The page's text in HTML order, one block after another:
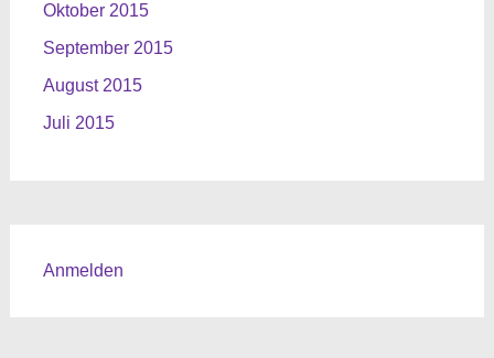
Oktober 2015
September 2015
August 2015
Juli 2015
Anmelden